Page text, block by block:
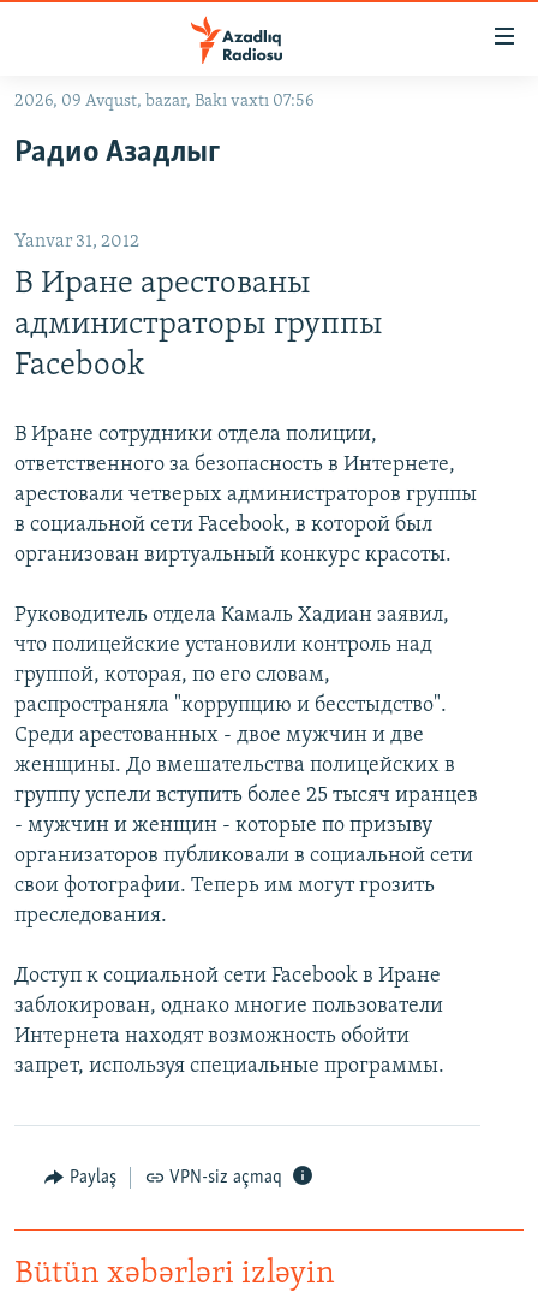
Əsas
qayıt
qayıt
Axtarışa
#İZAHLA
FƏRQƏ BAX
QANUNI DOĞRU
MULTIMEDIA
VIDEO
FOTOQALEREYA
İNFOQRAFIKA
RADIO ARXIV
OXU ZALI
AZƏRBAYCAN ƏDƏBIYYATI KITABXANASI
İZ - MƏDƏNIYYƏT PROQRAMI
HAQQIMIZDA
MISSIYAMIZ
PEŞƏ ETIKASI VƏ JURNALISTIKA STANDARTLARIMIZ
MATERIALLARIMIZDAN ISTIFADƏ
AZADLIQRADIOSU MOBIL TELEFONUNUZDA
BIZIMLƏ ƏLAQƏ
XƏBƏR BÜLLETENLƏRIMIZ
RFE/RL-in bütün saytları
2026, 09 Avqust, bazar, Bakı vaxtı 07:56
Радио Азадлыг
Yanvar 31, 2012
В Иране арестованы
администраторы группы
Facebook
В Иране сотрудники отдела полиции,
ответственного за безопасность в Интернете,
арестовали четверых администраторов группы
в социальной сети Facebook, в которой был
организован виртуальный конкурс красоты.
Руководитель отдела Камаль Хадиан заявил,
что полицейские установили контроль над
группой, которая, по его словам,
распространяла "коррупцию и бесстыдство".
Среди арестованных - двое мужчин и две
женщины. До вмешательства полицейских в
группу успели вступить более 25 тысяч иранцев
- мужчин и женщин - которые по призыву
организаторов публиковали в социальной сети
свои фотографии. Теперь им могут грозить
преследования.
Доступ к социальной сети Facebook в Иране
заблокирован, однако многие пользователи
Интернета находят возможность обойти
запрет, используя специальные программы.
Paylaş VPN-siz açmaq
Bütün xəbərləri izləyin